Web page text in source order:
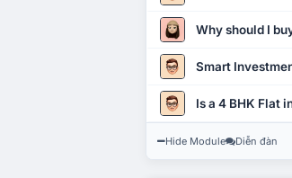
Why should I
Smart
Is a 4 BHK Flat
Hide Module Diễn đàn